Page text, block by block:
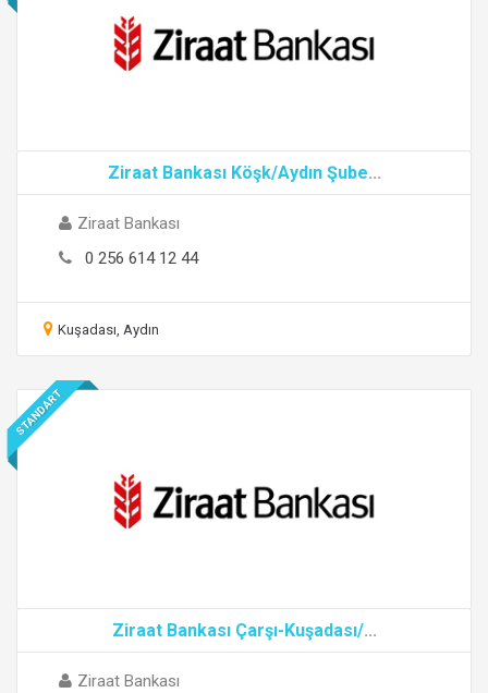
Ziraat Bankası Köşk/Aydın Şube...
Ziraat Bankası
0 256 614 12 44
Kuşadası, Aydın
STANDART
Ziraat Bankası Çarşı-Kuşadası/...
Ziraat Bankası